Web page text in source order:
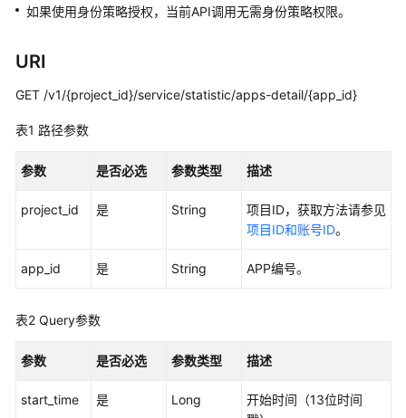
方
快
入
户
佳
践
API
如果使用身份策略授权，当前API调用无需身份策略权限。
URI
GET /v1/{project_id}/service/statistic/apps-detail/{app_id}
表1 路径参数
参数 是否必选 参数类型 描述
project_id 是 String
项目ID，获取方法请参见
项目ID和账号ID。
app_id 是 String APP编号。
表2 Query参数
参数 是否必选 参数类型 描述
start_time 是 Long
开始时间（13位时间